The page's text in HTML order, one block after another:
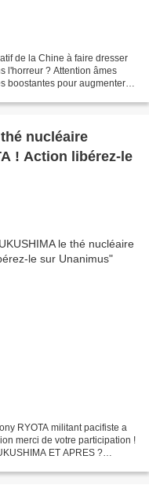
de la Chine à faire dresser
l'horreur ? Attention âmes
boostantes pour augmenter
nucléaire
! Action libérez-le
RYOTA militant pacifiste a
merci de votre participation !
ET APRES ?